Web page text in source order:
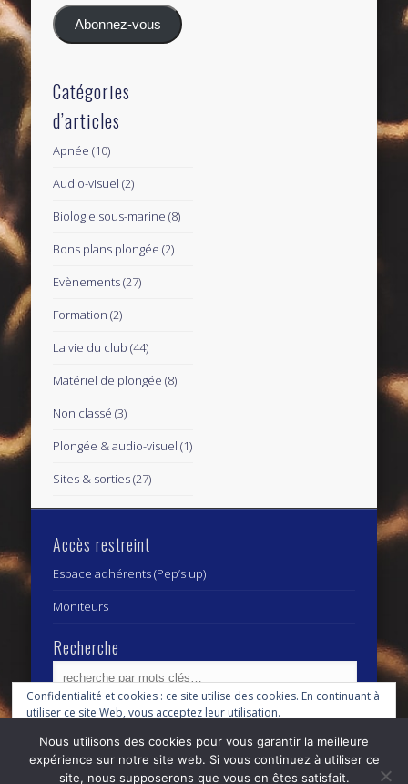
mail
Abonnez-vous
Catégories
d’articles
Apnée (10)
Audio-visuel (2)
Biologie sous-marine (8)
Bons plans plongée (2)
Evènements(27)
Formation (2)
La vie du club (44)
Matériel de plongée (8)
Non classé (3)
Plongée & audio-visuel (1)
Sites & sorties(27)
Accès restreint
Espace adhérents (Pep’s up)
Moniteurs
Recherche
Archives
Archives
Confidentialité et cookies : ce site utilise des cookies. En continuant à
utiliser ce site Web, vous acceptez leur utilisation.
Pour en savoir plus, notamment sur la façon de contrôler les cookies,
consultez :Politique relative aux cookies
Nous utilisons des cookies pour vous garantir la meilleure
expérience sur notre site web. Si vous continuez à utiliser ce
site, nous supposerons que vous en êtes satisfait.